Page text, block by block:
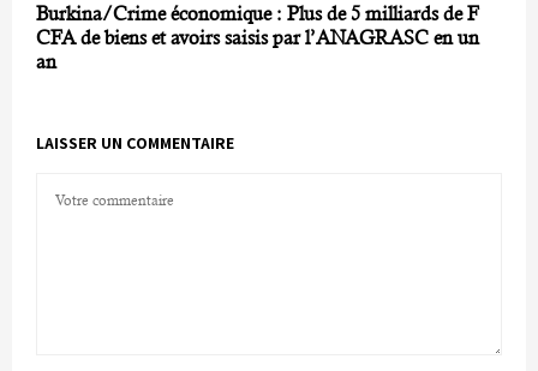
Burkina/Crime économique : Plus de 5 milliards de F
CFA de biens et avoirs saisis par l’ANAGRASC en un
an
LAISSER UN COMMENTAIRE